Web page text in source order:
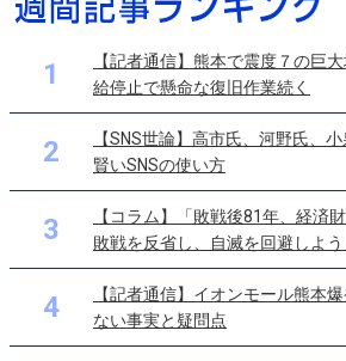
1
【記者通信】熊本で震度７の巨
給停止で懸命な復旧作業続く
2
【SNS世論】高市氏、河野氏、
賢いSNSの使い方
3
【コラム】「敗戦後81年、経済
敗戦を反省し、自滅を回避しよう
4
【記者通信】イオンモール熊本
ない事実と疑問点